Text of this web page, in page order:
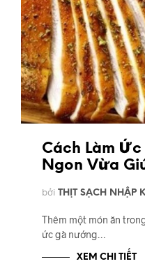
Cách Làm
Ngon Vừa
bởi THỊT SẠCH NHẬP
Thêm một món ăn
ức gà nướng…
XEM CHI TIẾT